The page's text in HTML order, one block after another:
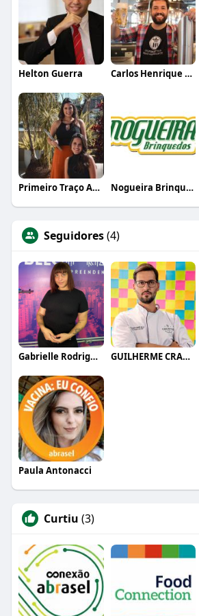
Helton Guerra Carlos Henrique de Faria Vasconcelos
Primeiro Traço Arquitetura Nogueira Brinquedos
Seguidores(4)
Gabrielle Rodrigues GUILHERME CRAMER BALLE
Paula Antonacci
Curtiu (3)